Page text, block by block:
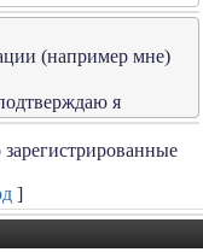
(например мне)
я
]